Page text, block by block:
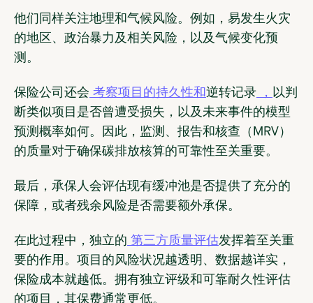
他们同样关注地理和气候风险。例如，易发生火灾
的地区、政治暴力及相关风险，以及气候变化预
测。
保险公司还会 考察项目的持久性和逆转记录 ， 以判
断类似项目是否曾遭受损失，以及未来事件的模型
预测概率如何。因此，监测、报告和核查（MRV）
的质量对于确保碳排放核算的可靠性至关重要。
最后，承保人会评估现有缓冲池是否提供了充分的
保障，或者残余风险是否需要额外承保。
在此过程中，独立的 第三方质量评估发挥着至关重
要的作用。项目的风险状况越透明、数据越详实，
保险成本就越低。拥有独立评级和可靠耐久性评估
的项目，其保费通常更低。